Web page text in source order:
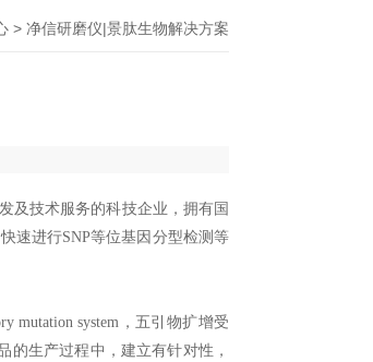
> 净信研磨仪|景肽生物解决方案
及技术服务的科技企业，拥有国
速进行SNP等位基因分型检测等
system，五引物扩增受
的生产过程中，建立有针对性，